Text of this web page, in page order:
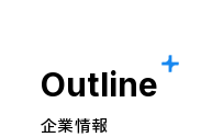
財務ハイライト
Outline
企業情報